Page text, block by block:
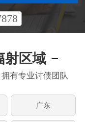
射区域
有专业讨债团队
广东